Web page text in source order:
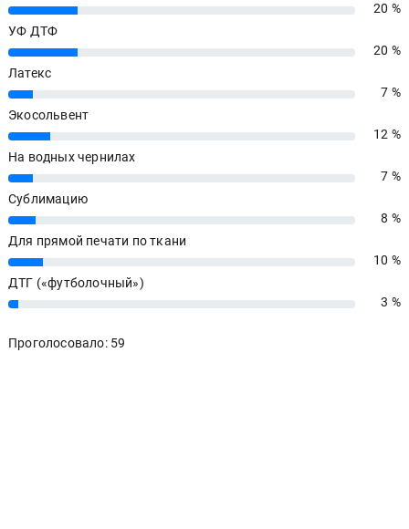
20%
20 %
УФ ДТФ
20%
20 %
Латекс
7%
7 %
Экосольвент
12%
12 %
На водных чернилах
7%
7 %
Сублимацию
8%
8 %
Для прямой печати по ткани
10%
10 %
ДТГ («футболочный»)
3% 3 %
Проголосовало: 59